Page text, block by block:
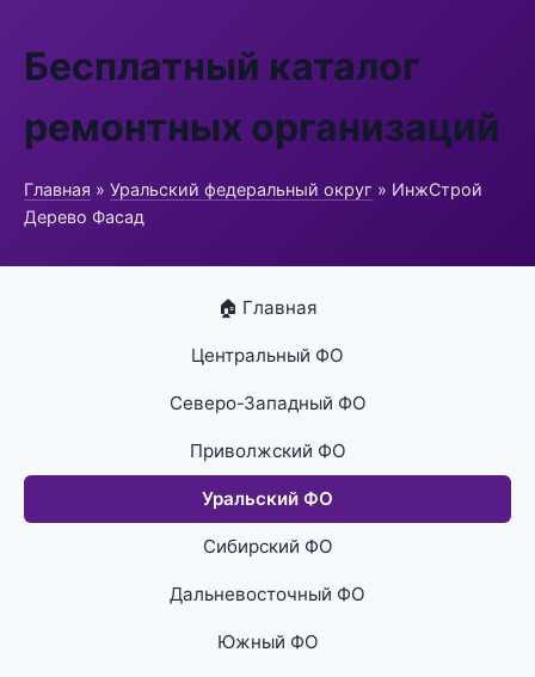
Бесплатный каталог
ремонтных организаций
Главная » Уральский федеральный округ » ИнжСтрой
Дерево Фасад
🏠 Главная
Центральный ФО
Северо-Западный ФО
Приволжский ФО
Уральский ФО
Сибирский ФО
Дальневосточный ФО
Южный ФО